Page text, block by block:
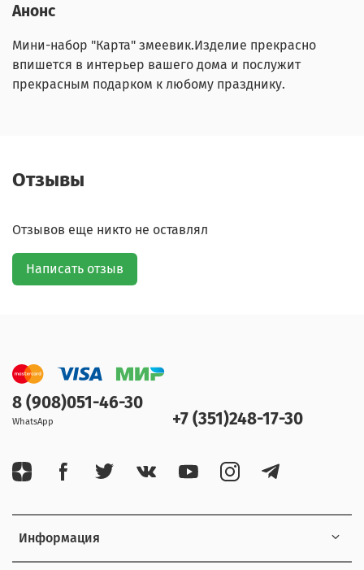
Анонс
Мини-набор "Карта" змеевик.Изделие прекрасно
впишется в интерьер вашего дома и послужит
прекрасным подарком к любому празднику.
Отзывы
Отзывов еще никто не оставлял
Написать отзыв
Информация
8 (908)051-46-30
WhatsApp +7 (351)248-17-30